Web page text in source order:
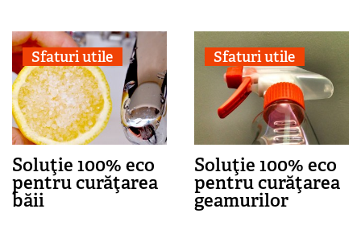
Sfaturi utile
Soluţie 100% eco
pentru curăţarea
băii
Sfaturi utile
Soluţie 100% eco
pentru curăţarea
geamurilor